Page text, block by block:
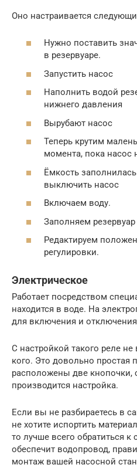
Оно настраивается
Нужно поставить
в резервуаре.
Запустить насос
Наполнить водой
нижнего давления
Вырубают насос
Теперь крутим
момента, пока насос
Ёмкость
выключить насос
Включаем воду.
Заполняем
Редактируем
регулировки.
Электрическое
Работает посредством
находится в воде. На
для включения и
С настройкой такого реле не
кого. Это довольно простая
расположены две
производится настройка.
Если вы не разбираетесь в
не хотите испортить
то лучше всего обратиться к
обеспечит водопровод,
монтаж вашей насосной